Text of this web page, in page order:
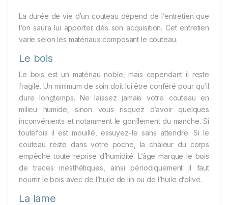
La durée de vie d’un couteau dépend de l’entretien que
l’on saura lui apporter dès son acquisition. Cet entretien
varie selon les matériaux composant le couteau.
Le bois
Le bois est un matériau noble, mais cependant il reste
fragile. Un minimum de soin doit lui être conféré pour qu’il
dure longtemps. Ne laissez jamais votre couteau en
milieu humide, sinon vous risquez d’avoir quelques
inconvénients et notamment le gonflement du manche. Si
toutefois il est mouillé, essuyez-le sans attendre. Si le
couteau reste dans votre poche, la chaleur du corps
empêche toute reprise d’humidité. L’âge marque le bois
de traces inesthétiques, ainsi périodiquement il faut
nourrir le bois avec de l’huile de lin ou de l’huile d’olive.
La lame